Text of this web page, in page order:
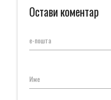
Остави коментар
е-пошта
Име